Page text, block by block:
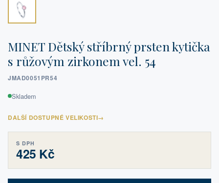
MINET Dětský stříbrný prsten kytička
s růžovým zirkonem vel. 54
JMAD0051PR54
Skladem
DALŠÍ DOSTUPNÉ VELIKOSTI→
S DPH
425 Kč